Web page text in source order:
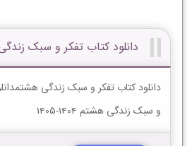
دانلود کتاب تفکر و سبک
دانلود کتاب تفکر و سبک زندگی
و سبک زندگی هشتم 1404-1405